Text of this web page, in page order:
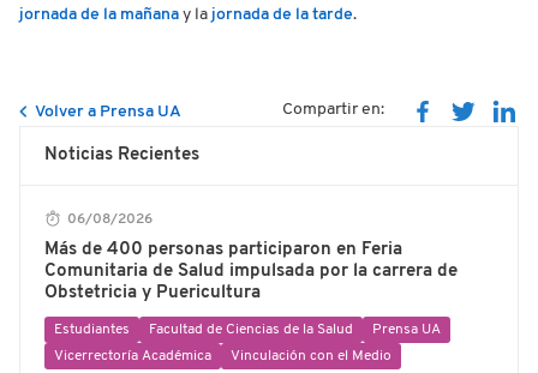
jornada de la mañana y la jornada de la tarde.
Volver a Prensa UA Compartir en:
Noticias Recientes
06/08/2026
Más de 400 personas participaron en Feria
Comunitaria de Salud impulsada por la carrera de
Obstetricia y Puericultura
Estudiantes Facultad de Ciencias de la Salud
Prensa UA
Vicerrectoría Académica
Vinculación con el Medio